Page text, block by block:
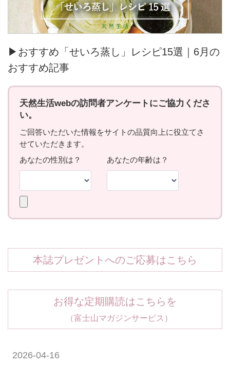
▶おすすめ「せいろ蒸し」レシピ15選｜6月の
おすすめ記事
本誌プレゼントへのご応募はこちら
お得な定期購読はこちらを
（富士山マガジンサービス）
2026-04-16